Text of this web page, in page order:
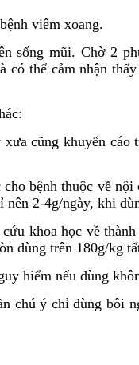
viêm xoang.
sống mũi. Chờ 2
thể cảm nhận
cũng khuyến cáo
bệnh thuộc về
2-4g/ngày, khi
khoa học về
dùng trên 180g/kg
hiểm nếu dùng
chú ý chỉ dùng bôi